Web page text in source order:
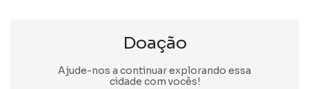
Doação
Ajude-nos a continuar explorando essa
cidade com vocês!